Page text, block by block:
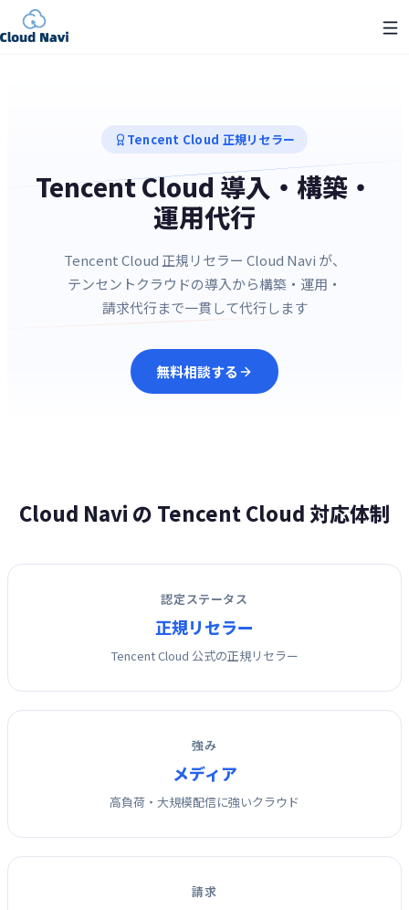
Tencent Cloud 正規リセラー
Tencent Cloud 導入・構築・
運用代行
Tencent Cloud 正規リセラー Cloud Navi が、
テンセントクラウドの導入から構築・運用・
請求代行まで一貫して代行します
無料相談する
Cloud Navi の Tencent Cloud 対応体制
認定ステータス
正規リセラー
Tencent Cloud 公式の正規リセラー
強み
メディア
高負荷・大規模配信に強いクラウド
請求